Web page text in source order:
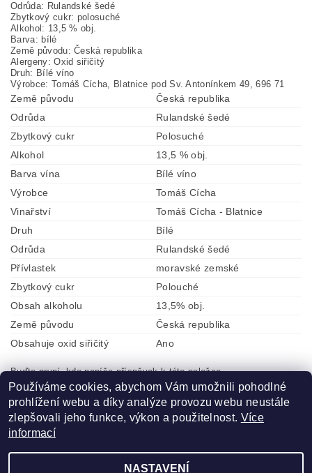
Odrůda: Rulandské šedé
Zbytkový cukr: polosuché
Alkohol: 13,5 % obj.
Barva: bílé
Země původu: Česká republika
Alergeny: Oxid siřičitý
Druh: Bílé víno
Výrobce: Tomáš Cícha, Blatnice pod Sv. Antonínkem 49, 696 71
Země původu
Česká republika
Odrůda
Rulandské šedé
Zbytkový cukr
Polosuché
Alkohol
13,5 % obj.
Barva vína
Bílé víno
Výrobce
Tomáš Cícha
Vinařství
Tomáš Cícha - Blatnice
Druh
Bílé
Odrůda
Rulandské šedé
Přívlastek
moravské zemské
Zbytkový cukr
Polouché
Obsah alkoholu
13,5% obj.
Země původu
Česká republika
Obsahuje oxid siřičitý
Ano
Buďte první, kdo napíše příspěvek k této položce.
Přidat komentář
Používáme cookies, abychom Vám umožnili pohodlné
prohlížení webu a díky analýze provozu webu neustále
zlepšovali jeho funkce, výkon a použitelnost. Více
informací
NASTAVENÍ